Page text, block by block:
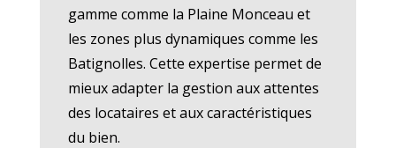
gamme comme la Plaine Monceau et
les zones plus dynamiques comme les
Batignolles. Cette expertise permet de
mieux adapter la gestion aux attentes
des locataires et aux caractéristiques
du bien.